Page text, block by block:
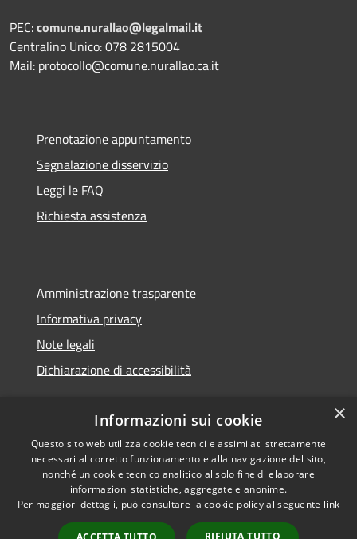
PEC:comune.nurallao@legalmail.it
Centralino Unico: 078 2815004
Mail: protocollo@comune.nurallao.ca.it
Prenotazione appuntamento
Segnalazione disservizio
Leggi le FAQ
Richiesta assistenza
Amministrazione trasparente
Informativa privacy
Note legali
Dichiarazione di accessibilità
RSS
Accessibilità
Cookie
Mappa del sito
Copyright © 2026 • Comune di
Nurallao • Powered by
Municipium•Accesso
redazione
×
Informazioni sui cookie
Questo sito web utilizza cookie tecnici e assimilati strettamente
necessari al corretto funzionamento e alla navigazione del sito,
nonché un cookie tecnico analitico al solo fine di elaborare
informazioni statistiche, aggregate e anonime.
Per maggiori dettagli, può consultare la cookie policy al seguente link
RIFIUTA TUTTO